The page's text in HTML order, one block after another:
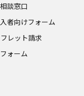
談窓口
者向けフォーム
レット請求
ォーム